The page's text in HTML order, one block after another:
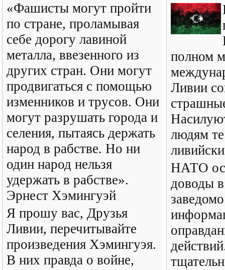
«Фашисты могут пройти
по стране, проламывая
себе дорогу лавиной
металла, ввезенного из
других стран. Они могут
продвигаться с помощью
изменников и трусов. Они
могут разрушать города и
селения, пытаясь держать
народ в рабстве. Но ни
один народ нельзя
удержать в рабстве».
Эрнест Хэмингуэй
Я прошу вас, Друзья
Ливии, перечитывайте
произведения Хэмингуэя.
В них правда о войне,
полном
Ливии
людям
НАТО
доводы